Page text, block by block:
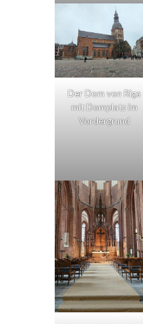
Der Dom von Riga
mit Domplatz im
Vordergrund